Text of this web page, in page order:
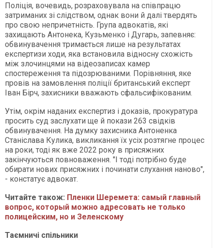
Поліція, вочевидь, розраховувала на співпрацю
затриманих зі слідством, однак вони й далі твердять
про свою непричетність. Група адвокатів, які
захищають Антонека, Кузьменко і Дугарь, запевняє:
обвинувачення тримається лише на результатах
експертизи ходи, яка встановила відносну схожість
між злочинцями на відеозаписах камер
спостереження та підозрюваними. Порівняння, яке
провів на замовлення поліції британський експерт
Іван Бірч, захисники вважають сфальсифікованим.
Утім, окрім наданих експертиз і доказів, прокуратура
просить суд заслухати ще й покази 263 свідків
обвинувачення. На думку захисника Антоненка
Станіслава Кулика, викликання їх усіх розтягне процес
на роки, тоді як вже 2022 року в присяжних
закінчуються повноваження. "І тоді потрібно буде
обирати нових присяжних і починати слухання наново",
- констатує адвокат.
Читайте також: Пленки Шеремета: самый главный
вопрос, который можно адресовать не только
полицейским, но и Зеленскому
Таємничі спільники